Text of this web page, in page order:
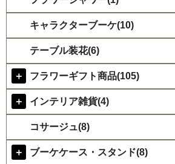
キャラクターブーケ(10)
テーブル装花(6)
＋ フラワーギフト商品(105)
＋ インテリア雑貨(4)
コサージュ(8)
＋ ブーケケース・スタンド(8)